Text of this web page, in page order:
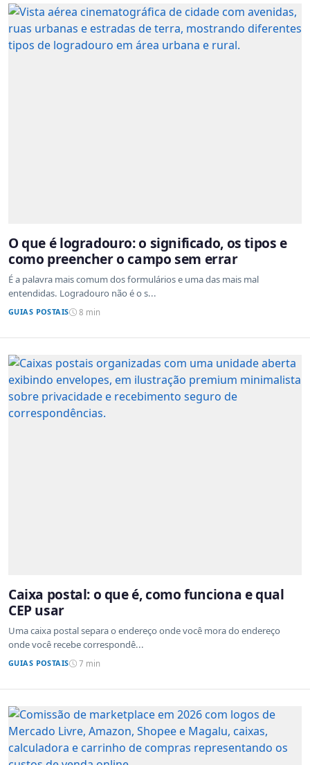
O que é logradouro: o significado, os tipos e
como preencher o campo sem errar
É a palavra mais comum dos formulários e uma das mais mal
entendidas. Logradouro não é o s...
GUIAS POSTAIS 8 min
Caixa postal: o que é, como funciona e qual
CEP usar
Uma caixa postal separa o endereço onde você mora do endereço
onde você recebe correspondê...
GUIAS POSTAIS 7 min